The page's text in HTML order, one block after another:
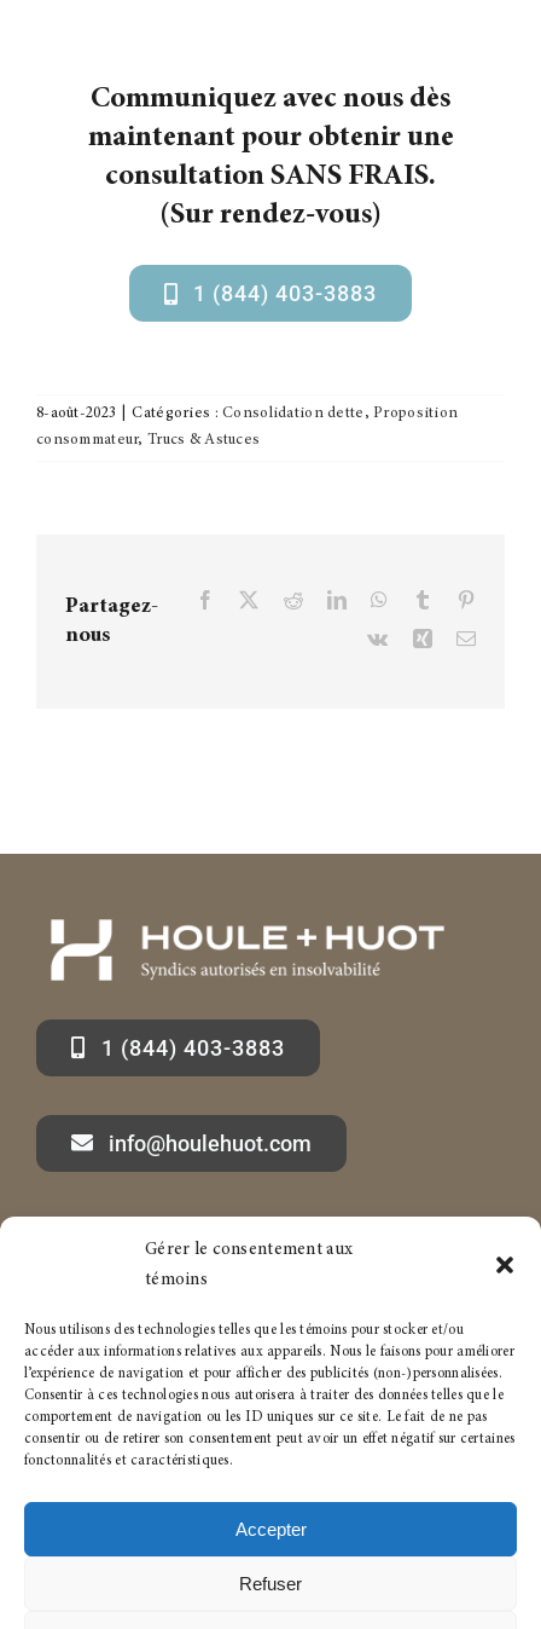
Gérer le consentement aux
témoins
Nous utilisons des technologies telles que les témoins pour stocker et/ou
accéder aux informations relatives aux appareils. Nous le faisons pour améliorer
l’expérience de navigation et pour afficher des publicités (non-)personnalisées.
Consentir à ces technologies nous autorisera à traiter des données telles que le
comportement de navigation ou les ID uniques sur ce site. Le fait de ne pas
consentir ou de retirer son consentement peut avoir un effet négatif sur certaines
fonctonnalités et caractéristiques.
Accepter
Refuser
Communiquez avec nous dès
maintenant pour obtenir une
consultation SANS FRAIS.
(Sur rendez-vous)
1 (844) 403-3883
8-août-2023 Catégories :Consolidation dette ,Proposition
consommateur, Trucs & Astuces
Partagez-
nous
Facebook RedditLinkedInWhatsApp
Tumblr
Vk
XingCourriel
1 (844) 403-3883
info@houlehuot.com
Marc-André Houle à propos
Carrière
Services aux particuliers
Politique de témoins
Conditions générales
© 2023- 2026 • Tous droits réservés pour :